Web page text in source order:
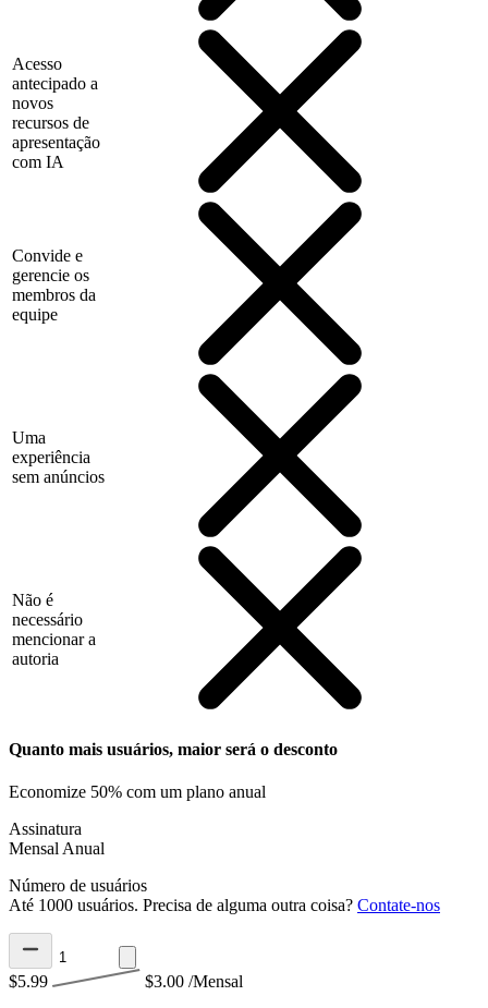
Acesso
antecipado a
novos
recursos de
apresentação
com IA
Convide e
gerencie os
membros da
equipe
Uma
experiência
sem anúncios
Não é
necessário
mencionar a
autoria
Quanto mais usuários, maior será o desconto
Economize 50% com um plano anual
Assinatura
Mensal Anual
Número de usuários
Até 1000 usuários. Precisa de alguma outra coisa? Contate-nos
$5.99 $3.00 /Mensal